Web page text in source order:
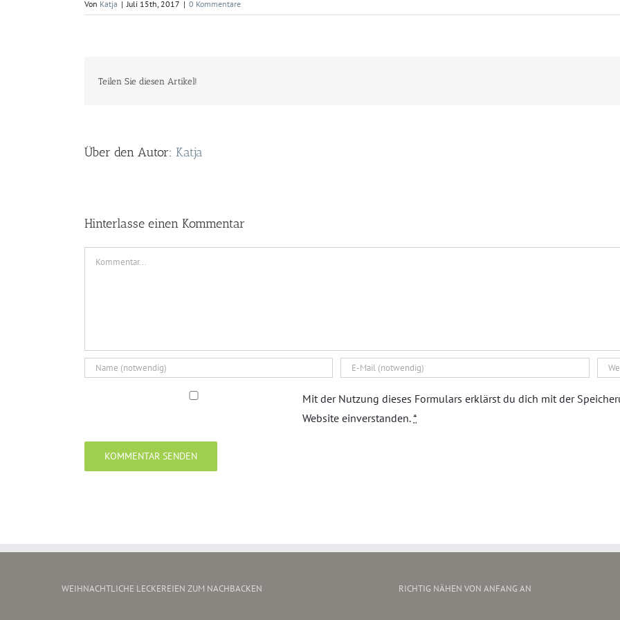
Von Katja | Juli 15th, 2017 | 0 Kommentare
Teilen Sie diesen Artikel!
Über den Autor: Katja
Hinterlasse einen Kommentar
Kommentar
Mit der Nutzung dieses Formulars erklärst du dich mit der
Website einverstanden.*
WEIHNACHTLICHE LECKEREIEN ZUM NACHBACKEN RICHTIG NÄHEN VON ANFANG AN